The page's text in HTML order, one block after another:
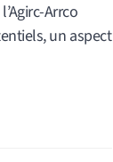
Arrco
un aspect